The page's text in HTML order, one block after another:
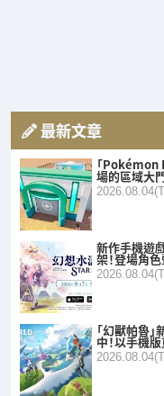
最新文章
「Pokémon
場的區域大
新作手機遊
架！登場角
「幻獸帕魯
中！以手機